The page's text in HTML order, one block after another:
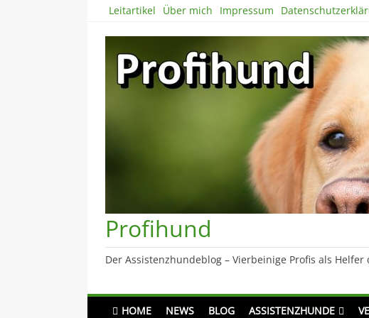
content
Leitartikel Über mich Impressum
Profihund
Der Assistenzhundeblog – Vierbeinige Profis als Helfer
HOME NEWS BLOG ASSISTENZHUNDE